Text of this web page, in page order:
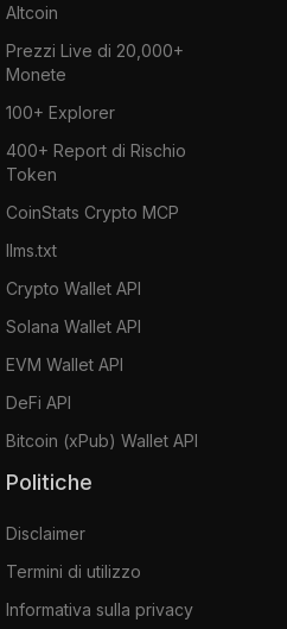
Altcoin
Prezzi Live di 20,000+
Monete
100+ Explorer
400+ Report di Rischio
Token
CoinStats Crypto MCP
llms.txt
Crypto Wallet API
Solana Wallet API
EVM Wallet API
DeFi API
Bitcoin (xPub) Wallet API
Politiche
Disclaimer
Termini di utilizzo
Informativa sulla privacy